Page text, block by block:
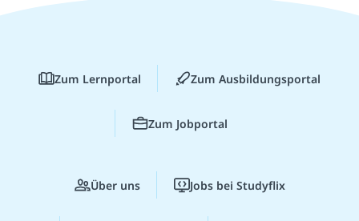
Zum Lernportal Zum Ausbildungsportal
Zum Jobportal
Über uns Jobs bei Studyflix